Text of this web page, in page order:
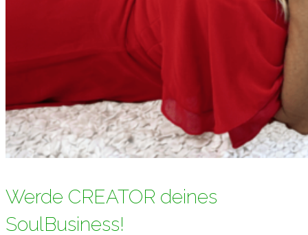
Werde CREATOR deines
SoulBusiness!